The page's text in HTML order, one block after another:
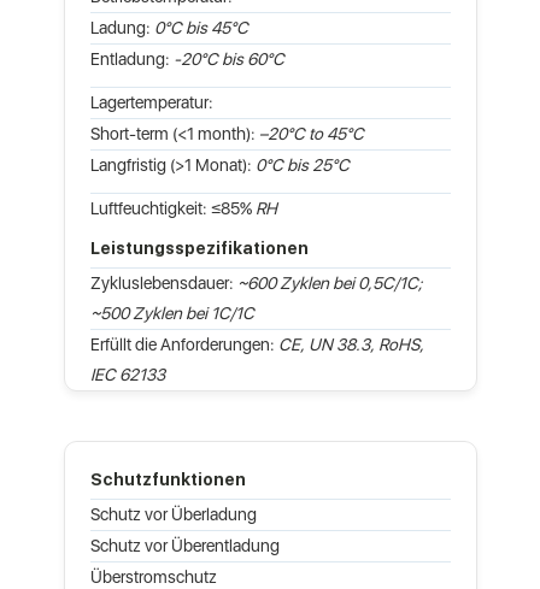
Ladung: 0°C bis 45°C
Entladung: -20°C bis 60°C
Lagertemperatur:
Short-term (<1 month): –20°C to 45°C
Langfristig (>1 Monat): 0°C bis 25°C
Luftfeuchtigkeit: ≤85% RH
Leistungsspezifikationen
Zykluslebensdauer: ~600 Zyklen bei 0,5C/1C;
~500 Zyklen bei 1C/1C
Erfüllt die Anforderungen: CE, UN 38.3, RoHS,
IEC 62133
Schutzfunktionen
Schutz vor Überladung
Schutz vor Überentladung
Überstromschutz